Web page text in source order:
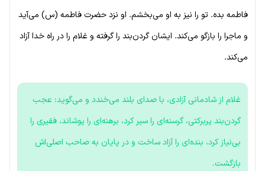
فاطمه بده. تو را نیز به او می‌بخشم. او نزد حضرت فاطمه (س) می‌آید
و ماجرا را بازگو می‌کند. ایشان گردن‌بند را گرفته و غلام را در راه خدا آزاد
می‌کند.
غلام از شادمانی آزادی، با صدای بلند می‌خندد و می‌گوید: عجب
گردن‌بند پربرکتی، گرسنه‌ای را سیر کرد، برهنه‌ای را پوشاند، فقیری را
بی‌نیاز کرد، بنده‌ای را آزاد ساخت و در پایان به صاحب اصلی‌اش
بازگشت.